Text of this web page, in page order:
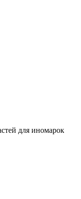
для иномарок